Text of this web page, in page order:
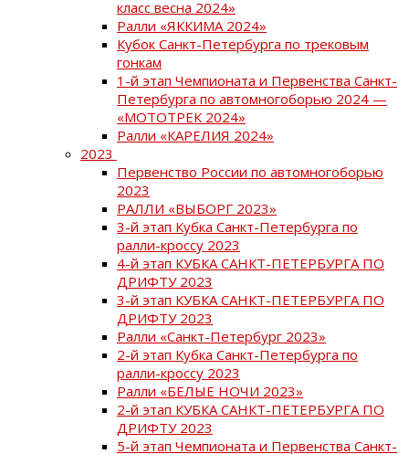
класс весна 2024»
Ралли «ЯККИМА 2024»
Кубок Санкт-Петербурга по трековым
гонкам
1-й этап Чемпионата и Первенства Санкт-
Петербурга по автомногоборью 2024 —
«МОТОТРЕК 2024»
Ралли «КАРЕЛИЯ 2024»
2023
Первенство России по автомногоборью
2023
РАЛЛИ «ВЫБОРГ 2023»
3-й этап Кубка Санкт-Петербурга по
ралли-кроссу 2023
4-й этап КУБКА САНКТ-ПЕТЕРБУРГА ПО
ДРИФТУ 2023
3-й этап КУБКА САНКТ-ПЕТЕРБУРГА ПО
ДРИФТУ 2023
Ралли «Санкт-Петербург 2023»
2-й этап Кубка Санкт-Петербурга по
ралли-кроссу 2023
Ралли «БЕЛЫЕ НОЧИ 2023»
2-й этап КУБКА САНКТ-ПЕТЕРБУРГА ПО
ДРИФТУ 2023
5-й этап Чемпионата и Первенства Санкт-